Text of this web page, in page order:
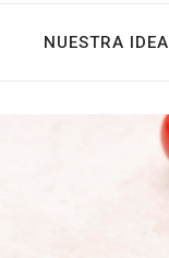
NUESTRA IDEA